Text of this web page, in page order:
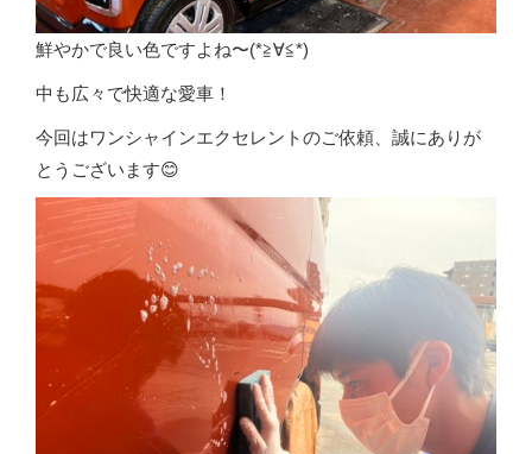
鮮やかで良い色ですよね〜(*≧∀≦*)
中も広々で快適な愛車！
今回はワンシャインエクセレントのご依頼、誠にありが
とうございます😊